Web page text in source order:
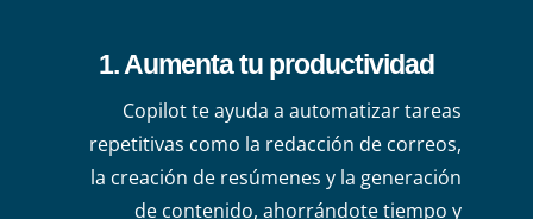
1. Aumenta tu productividad
Copilot te ayuda a automatizar tareas
repetitivas como la redacción de correos,
la creación de resúmenes y la generación
de contenido, ahorrándote tiempo y